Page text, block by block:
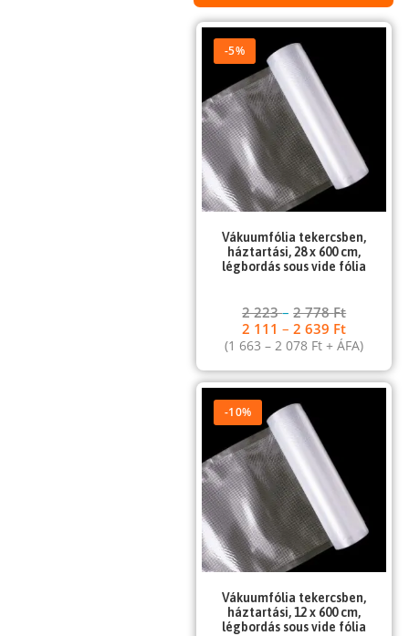
-5%
Vákuumfólia tekercsben,
háztartási, 28 x 600 cm,
légbordás sous vide fólia
2 223–2 778Ft
2 111–2 639 Ft
(1 663– 2 078 Ft + ÁFA)
-10%
Vákuumfólia tekercsben,
háztartási, 12 x 600 cm,
légbordás sous vide fólia